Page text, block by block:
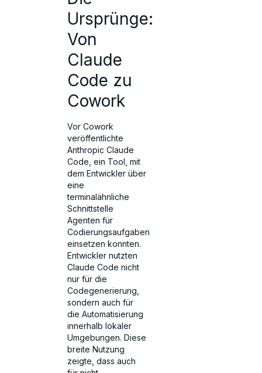
Ursprünge:
Von
Claude
Code zu
Cowork
Vor Cowork
veröffentlichte
Anthropic Claude
Code, ein Tool, mit
dem Entwickler über
eine
terminalähnliche
Schnittstelle
Agenten für
Codierungsaufgaben
einsetzen konnten.
Entwickler nutzten
Claude Code nicht
nur für die
Codegenerierung,
sondern auch für
die Automatisierung
innerhalb lokaler
Umgebungen. Diese
breite Nutzung
zeigte, dass auch